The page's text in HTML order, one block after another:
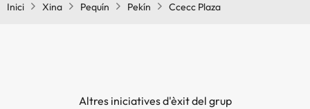
Inici Xina Pequín Pekín Ccecc Plaza
Altres iniciatives d'èxit del grup